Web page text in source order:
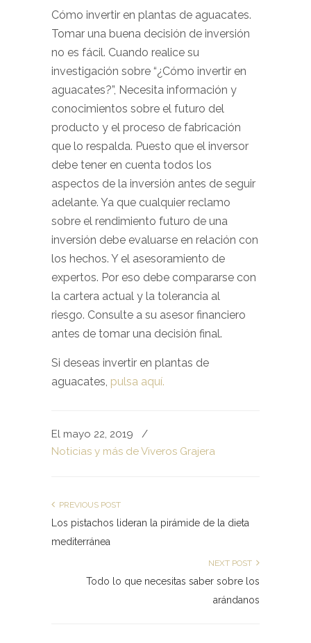
Cómo invertir en plantas de aguacates.
Tomar una buena decisión de inversión
no es fácil. Cuando realice su
investigación sobre “¿Cómo invertir en
aguacates?”, Necesita información y
conocimientos sobre el futuro del
producto y el proceso de fabricación
que lo respalda. Puesto que el inversor
debe tener en cuenta todos los
aspectos de la inversión antes de seguir
adelante. Ya que cualquier reclamo
sobre el rendimiento futuro de una
inversión debe evaluarse en relación con
los hechos. Y el asesoramiento de
expertos. Por eso debe compararse con
la cartera actual y la tolerancia al
riesgo. Consulte a su asesor financiero
antes de tomar una decisión final.
Si deseas invertir en plantas de
aguacates, pulsa aquí.
El mayo 22, 2019
/
Noticias y más de Viveros Grajera
PREVIOUS POST
Los pistachos lideran la pirámide de la dieta
mediterránea
NEXT POST
Todo lo que necesitas saber sobre los
arándanos